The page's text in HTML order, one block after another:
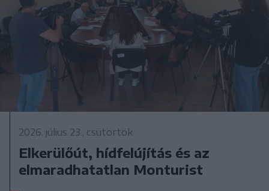
2026. július 23., csütörtök
Elkerülőút, hídfelújítás és az
elmaradhatatlan Monturist